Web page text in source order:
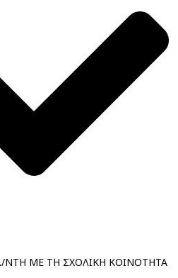
ΝΤΗ ΜΕ ΤΗ ΣΧΟΛΙΚΗ ΚΟΙΝΟΤΗΤΑ